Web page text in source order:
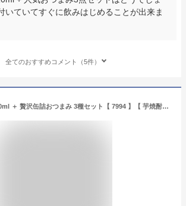
いていてすぐに飲みはじめることが出来ま
全てのおすすめコメント（5件）
富乃宝山 720ml ＋ 贅沢缶詰おつまみ 3種セット【 7994 】【 芋焼酎・おつまみセット 】【 送料無料 】【 父の日 贈り物 ギフト プレゼント 】